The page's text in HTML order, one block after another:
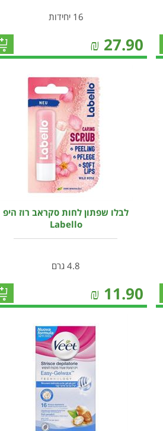
16 יחידות
27.90
₪
לבלו שפתון לחות סקראב רוז היפ
Labello
4.8 גרם
11.90
₪